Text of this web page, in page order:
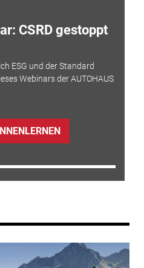
CSRD gestoppt
ESG und der Standard
Webinars der AUTOHAUS